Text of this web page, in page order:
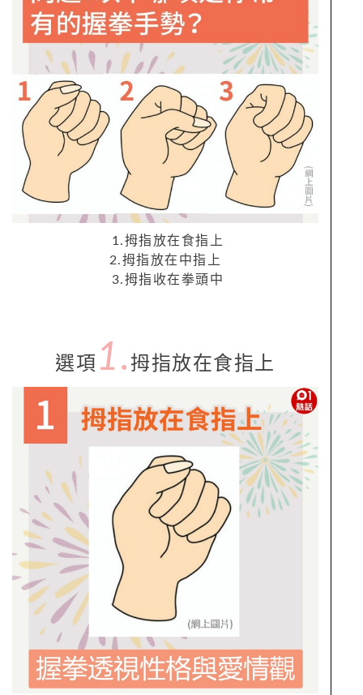
1.拇指放在食指上
2.拇指放在中指上
3.拇指收在拳頭中
選項 1.拇指放在食指上